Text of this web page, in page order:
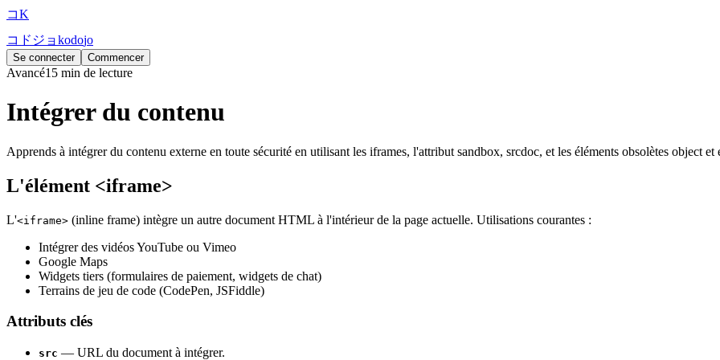
コK
コ ド ジ ョkodojo
Se connecter Commencer
Avancé15 min de lecture
Intégrer du contenu
Apprends à intégrer du contenu externe en toute sécurité en utilisant les iframes, l'attribut sandbox, srcdoc, et les éléments obsolètes object et
L'élément <iframe>
L'<iframe> (inline frame) intègre un autre document HTML à l'intérieur de la page actuelle. Utilisations courantes :
Intégrer des vidéos YouTube ou Vimeo
Google Maps
Widgets tiers (formulaires de paiement, widgets de chat)
Terrains de jeu de code (CodePen, JSFiddle)
Attributs clés
src — URL du document à intégrer.